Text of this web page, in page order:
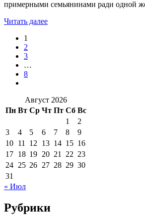
примерными семьянинами ради одной
Читать далее
1
2
3
…
8
Август 2026
Пн Вт Ср Чт Пт Сб Вс
1
2
3
4 5 6 7 8
9
10 11 12 13 14 15 16
17 18 19 20 21 22 23
24 25 26 27 28 29 30
31
« Июл
Рубрики